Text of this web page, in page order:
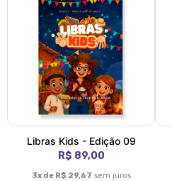
Libras Kids - Edição 09
R$ 89,00
3x de R$ 29,67 sem juros